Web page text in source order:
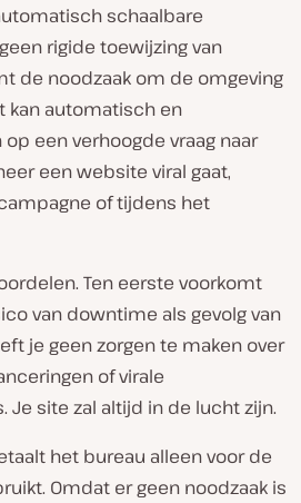
schaalbare
rigide toewijzing van
de noodzaak om de omgeving
kan automatisch en
een verhoogde vraag naar
een website viral gaat,
of tijdens het
Ten eerste voorkomt
van downtime als gevolg van
je geen zorgen te maken over
of virale
Je site zal altijd in de lucht zijn.
het bureau alleen voor de
Omdat er geen noodzaak is